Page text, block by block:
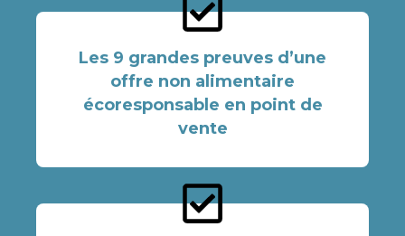
Les 9 grandes preuves d’une
offre non alimentaire
écoresponsable en point de
vente